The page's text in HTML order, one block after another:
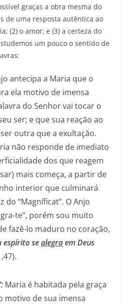
graças a obra mesma do
de uma resposta autêntica ao
(2) o amor; e (3) a certeza do
um pouco o sentido de
antecipa a Maria que o
ela motivo de imensa
do Senhor vai tocar o
ser; e que sua reação ao
outra que a exultação.
não responde de imediato
dos que reagem
mais começa, a partir de
interior que culminará
do “Magníficat”. O Anjo
te”, porém sou muito
fazê-lo maduro no coração,
espírito sealegraem Deus
Maria é habitada pela graça
motivo de sua imensa